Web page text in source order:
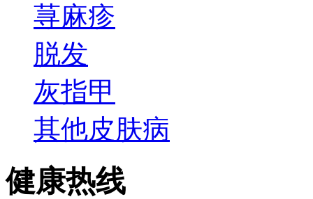
荨麻疹
脱发
灰指甲
其他皮肤病
健康热线